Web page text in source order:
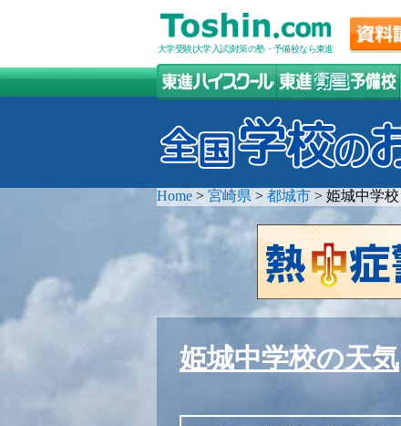
大学受験(大学入試)対策の塾・予備校なら東進
Home > 宮崎県 > 都城市 > 姫城中学校
姫城中学校の天気